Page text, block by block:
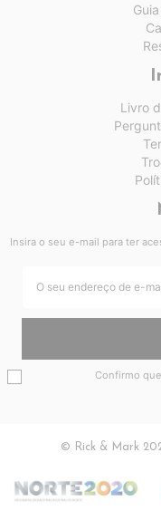
Livro
Insira o seu e-mail para ter
Confirmo
© Rick & Mark